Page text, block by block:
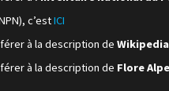
c’estICI
à la description de Wikipedia
à la description de Flore